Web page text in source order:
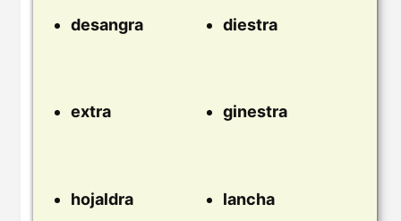
desangra diestra
extra ginestra
hojaldra lancha